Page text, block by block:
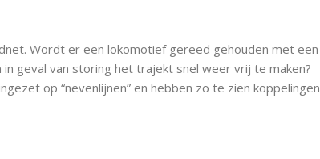
Wordt er een lokomotief gereed gehouden met een
geval van storing het trajekt snel weer vrij te maken?
op “nevenlijnen” en hebben zo te zien koppelingen